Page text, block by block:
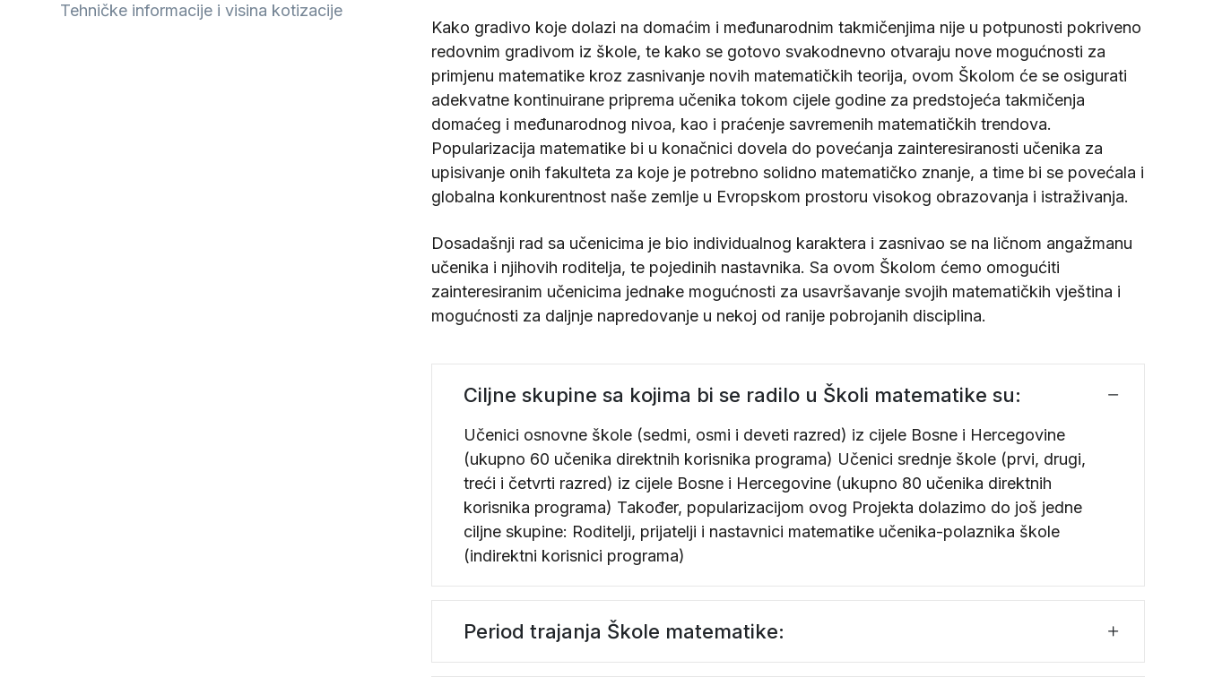
Kako gradivo koje dolazi na domaćim i međunarodnim takmičenjima nije u potpunosti pokriveno
redovnim gradivom iz škole, te kako se gotovo svakodnevno otvaraju nove mogućnosti za
primjenu matematike kroz zasnivanje novih matematičkih teorija, ovom Školom će se osigurati
adekvatne kontinuirane priprema učenika tokom cijele godine za predstojeća takmičenja
domaćeg i međunarodnog nivoa, kao i praćenje savremenih matematičkih trendova.
Popularizacija matematike bi u konačnici dovela do povećanja zainteresiranosti učenika za
upisivanje onih fakulteta za koje je potrebno solidno matematičko znanje, a time bi se povećala i
globalna konkurentnost naše zemlje u Evropskom prostoru visokog obrazovanja i istraživanja.
Dosadašnji rad sa učenicima je bio individualnog karaktera i zasnivao se na ličnom angažmanu
učenika i njihovih roditelja, te pojedinih nastavnika. Sa ovom Školom ćemo omogućiti
zainteresiranim učenicima jednake mogućnosti za usavršavanje svojih matematičkih vještina i
mogućnosti za daljnje napredovanje u nekoj od ranije pobrojanih disciplina.
Ciljne skupine sa kojima bi se radilo u Školi matematike su:
Učenici osnovne škole (sedmi, osmi i deveti razred) iz cijele Bosne i Hercegovine
(ukupno 60 učenika direktnih korisnika programa) Učenici srednje škole (prvi, drugi,
treći i četvrti razred) iz cijele Bosne i Hercegovine (ukupno 80 učenika direktnih
korisnika programa) Također, popularizacijom ovog Projekta dolazimo do još jedne
ciljne skupine: Roditelji, prijatelji i nastavnici matematike učenika-polaznika škole
(indirektni korisnici programa)
Period trajanja Škole matematike:
Tehničke informacije i visina kotizacije